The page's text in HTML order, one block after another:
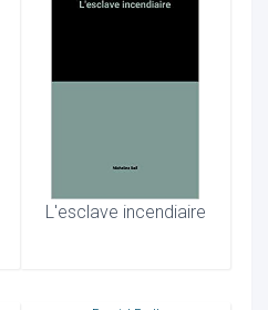
L'esclave incendiaire